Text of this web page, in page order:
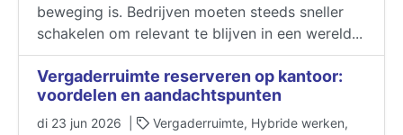
beweging is. Bedrijven moeten steeds sneller
schakelen om relevant te blijven in een wereld...
​​​​​​​Vergaderruimte reserveren op kantoor:
voordelen en aandachtspunten
di 23 jun 2026 |
Vergaderruimte, Hybride werken,